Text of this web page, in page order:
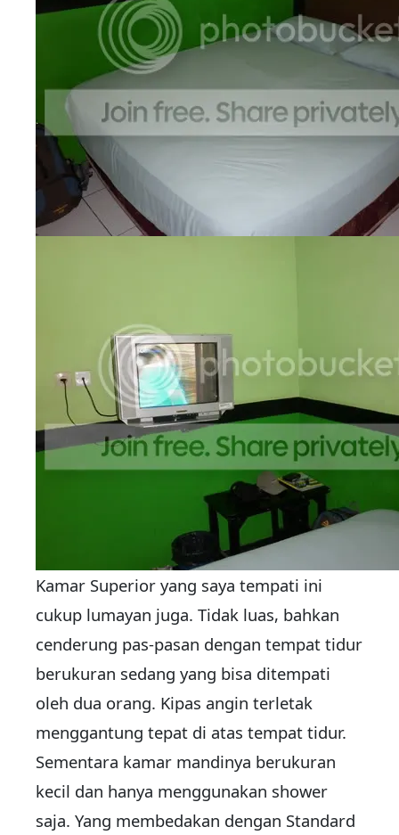
Kamar Superior yang saya tempati ini
cukup lumayan juga. Tidak luas, bahkan
cenderung pas-pasan dengan tempat tidur
berukuran sedang yang bisa ditempati
oleh dua orang. Kipas angin terletak
menggantung tepat di atas tempat tidur.
Sementara kamar mandinya berukuran
kecil dan hanya menggunakan shower
saja. Yang membedakan dengan Standard